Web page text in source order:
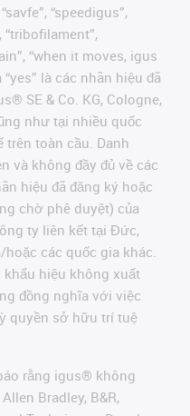
“speedigus”,
“tribofilament”,
“when it moves, igus
“yes” là các nhãn hiệu đã
SE & Co. KG, Cologne,
như tại nhiều quốc
toàn cầu. Danh
và không đầy đủ về các
hiệu đã đăng ký hoặc
chờ phê duyệt) của
ty liên kết tại Đức,
các quốc gia khác.
khẩu hiệu không xuất
đồng nghĩa với việc
quyền sở hữu trí tuệ
rằng igus® không
Bradley, B&R,